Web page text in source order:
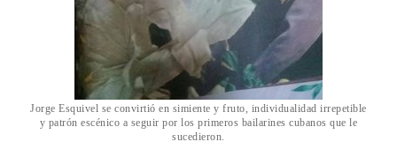
Jorge Esquivel se convirtió en simiente y fruto, individualidad irrepetible
y patrón escénico a seguir por los primeros bailarines cubanos que le
sucedieron.